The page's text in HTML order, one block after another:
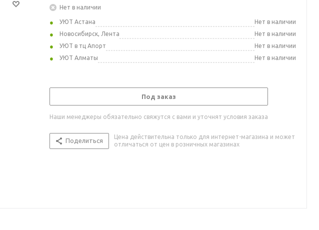
Нет в наличии
УЮТ Астана
Нет в наличии
Новосибирск, Лента
Нет в наличии
УЮТ в тц Апорт
Нет в наличии
УЮТ Алматы
Нет в наличии
Под заказ
Наши менеджеры обязательно свяжутся с вами и уточнят условия заказа
Поделиться
Цена действительна только для интернет-магазина и может
отличаться от цен в розничных магазинах